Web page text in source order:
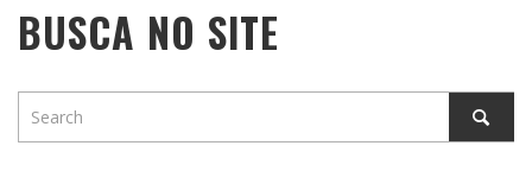
BUSCA NO SITE